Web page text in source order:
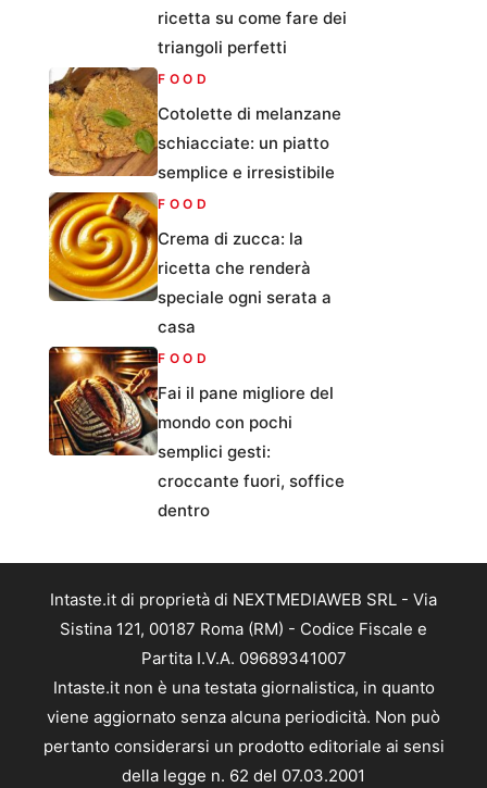
ricetta su come fare dei
triangoli perfetti
FOOD
Cotolette di melanzane
schiacciate: un piatto
semplice e irresistibile
FOOD
Crema di zucca: la
ricetta che renderà
speciale ogni serata a
casa
FOOD
Fai il pane migliore del
mondo con pochi
semplici gesti:
croccante fuori, soffice
dentro
Intaste.it di proprietà di NEXTMEDIAWEB SRL - Via
Sistina 121, 00187 Roma (RM) - Codice Fiscale e
Partita I.V.A. 09689341007
Intaste.it non è una testata giornalistica, in quanto
viene aggiornato senza alcuna periodicità. Non può
pertanto considerarsi un prodotto editoriale ai sensi
della legge n. 62 del 07.03.2001